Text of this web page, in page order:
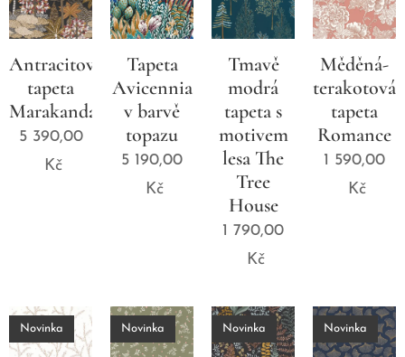
Antracitová
tapeta
Marakanda
5 390,00
Kč
Tapeta
Avicennia
v barvě
topazu
5 190,00
Kč
Tmavě
modrá
tapeta s
motivem
lesa The
Tree
House
1 790,00
Kč
Měděná-
terakotová
tapeta
Romance
1 590,00
Kč
Novinka Novinka Novinka Novinka